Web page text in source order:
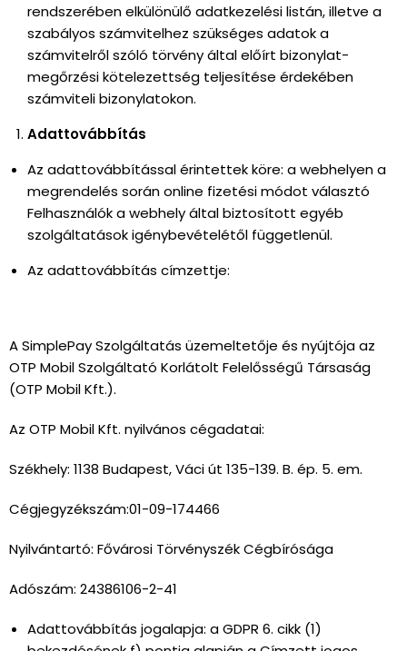
rendszerében elkülönülő adatkezelési listán, illetve a
szabályos számvitelhez szükséges adatok a
számvitelről szóló törvény által előírt bizonylat-
megőrzési kötelezettség teljesítése érdekében
számviteli bizonylatokon.
Adattovábbítás
Az adattovábbítással érintettek köre: a webhelyen a
megrendelés során online fizetési módot választó
Felhasználók a webhely által biztosított egyéb
szolgáltatások igénybevételétől függetlenül.
Az adattovábbítás címzettje:
A SimplePay Szolgáltatás üzemeltetője és nyújtója az
OTP Mobil Szolgáltató Korlátolt Felelősségű Társaság
(OTP Mobil Kft.).
Az OTP Mobil Kft. nyilvános cégadatai:
Székhely: 1138 Budapest, Váci út 135-139. B. ép. 5. em.
Cégjegyzékszám:01-09-174466
Nyilvántartó: Fővárosi Törvényszék Cégbírósága
Adószám: 24386106-2-41
Adattovábbítás jogalapja: a GDPR 6. cikk (1)